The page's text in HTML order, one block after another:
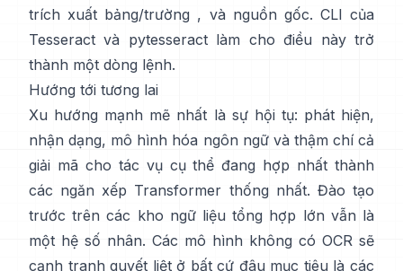
trích xuất bảng/trường , và nguồn gốc. CLI của
Tesseract và pytesseract làm cho điều này trở
thành một dòng lệnh.
Hướng tới tương lai
Xu hướng mạnh mẽ nhất là sự hội tụ: phát hiện,
nhận dạng, mô hình hóa ngôn ngữ và thậm chí cả
giải mã cho tác vụ cụ thể đang hợp nhất thành
các ngăn xếp Transformer thống nhất. Đào tạo
trước trên các kho ngữ liệu tổng hợp lớn vẫn là
một hệ số nhân. Các mô hình không có OCR sẽ
cạnh tranh quyết liệt ở bất cứ đâu mục tiêu là các